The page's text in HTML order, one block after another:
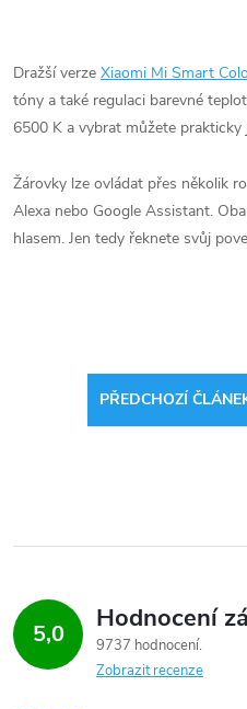
Dražší verze Xiaomi Mi Smart
tóny a také regulaci barevné
6500 K a vybrat můžete prakticky
Žárovky lze ovládat přes několik
Alexa nebo Google Assistant.
hlasem. Jen tedy řeknete svůj
PŘEDCHOZÍ
5,0 Hodnocení
9737 hodnocení
Zobrazit recenze